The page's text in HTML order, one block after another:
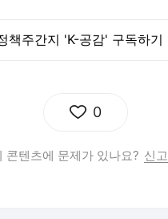
책주간지 'K-공감' 구독하기
0
콘텐츠에 문제가 있나요? 신고